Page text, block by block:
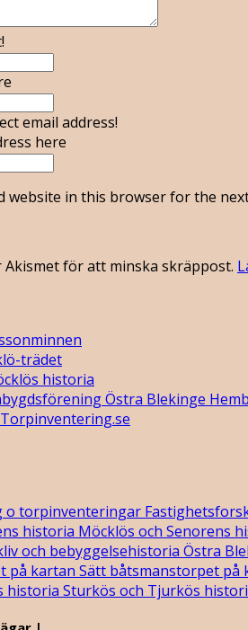
email address!
here
website in this browser for the
för att minska skräppost.
trädet
historia
Östra Blekinge
Torpinventering.se
Möcklös och Senorens
Östra
Sätt båtsmanstorpet på
Sturkös och Tjurkös